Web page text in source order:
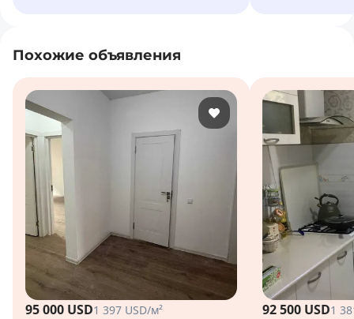
Похожие объявления
95 000 USD1 397 USD/м²
92 500 USD1